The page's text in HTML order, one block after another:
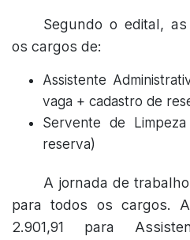
Segundo o edital,
os cargos de:
Assistente
vaga + cadastro de
Servente de
reserva)
A jornada de
para todos os cargos.
2.901,91 para